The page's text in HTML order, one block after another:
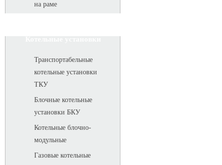
на раме
Транспортабельные
котельные установки
ТКУ
Блочные котельные
установки БКУ
Котельные блочно-
модульные
Газовые котельные